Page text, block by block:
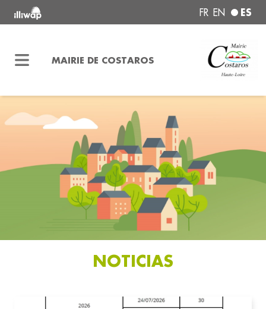
FR EN ES
MAIRIE DE COSTAROS
NOTICIAS